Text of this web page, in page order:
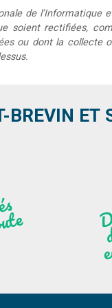
de
rectifiées,
ou dont la
BREVIN ET